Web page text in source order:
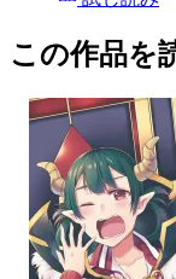
この作品を